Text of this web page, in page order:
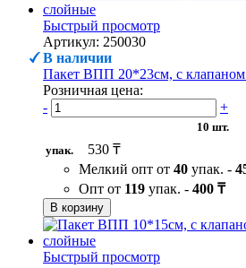
Быстрый просмотр
Артикул: 250030
В наличии
Пакет ВПП 20*23см, с клапаном
Розничная цена:
-
+
10 шт.
упак.
530 ₸
Мелкий опт от 40 упак. -
Опт от 119 упак. - 400 ₸
В корзину
Быстрый просмотр